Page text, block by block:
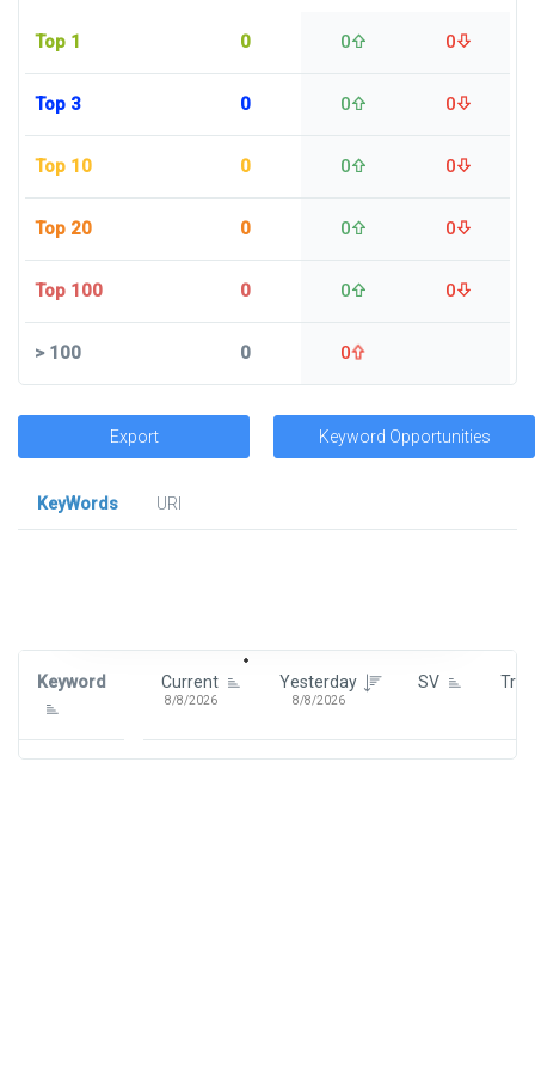
Top 1 0 0 0
Top 3 0 0 0
Top 10 0 0 0
Top 20 0 0 0
Top 100 0 0 0
>100 0 0
Export Keyword Opportunities
KeyWords
URl
Keyword Current
8/8/2026
Yesterday
8/8/2026
SV